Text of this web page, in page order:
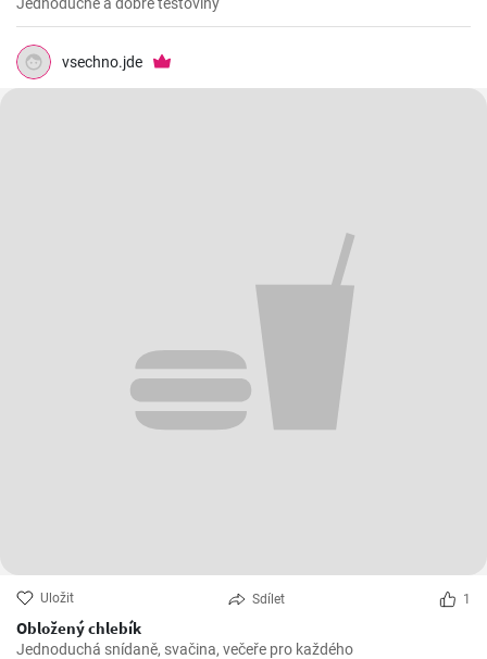
Jednoduché a dobré těstoviny
vsechno.jde
Uložit Sdílet 1
Obložený chlebík
Jednoduchá snídaně, svačina, večeře pro každého